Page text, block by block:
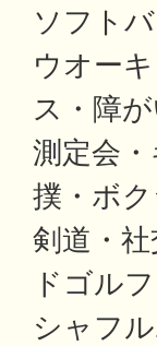
ソフト
ウオー
ス・障
測定会
撲・ボ
剣道・
ドゴル
シャフ